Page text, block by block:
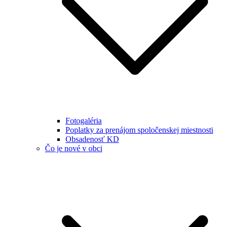
Fotogaléria
Poplatky za prenájom spoločenskej miestnosti
Obsadenosť KD
Čo je nové v obci